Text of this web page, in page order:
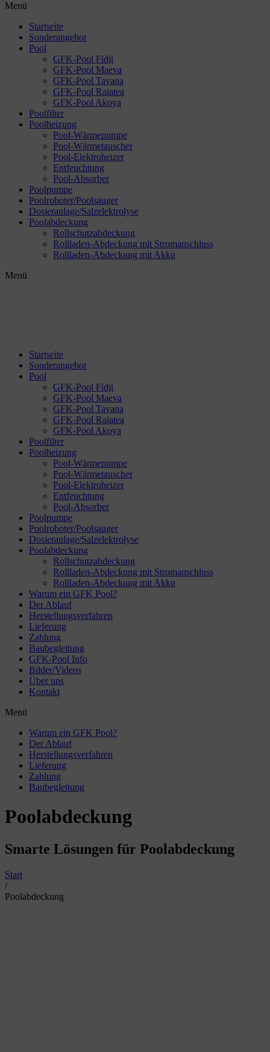
Menü
Startseite
Sonderangebot
Pool
GFK-Pool Fidji
GFK-Pool Maeva
GFK-Pool Tavana
GFK-Pool Raiatea
GFK-Pool Akoya
Poolfilter
Poolheizung
Pool-Wärmepumpe
Pool-Wärmetauscher
Pool-Elektroheizer
Entfeuchtung
Pool-Absorber
Poolpumpe
Poolroboter/Poolsauger
Dosieranlage/Salzelektrolyse
Poolabdeckung
Rollschutzabdeckung
Rollladen-Abdeckung mit Stromanschluss
Rollladen-Abdeckung mit Akku
Menü
Startseite
Sonderangebot
Pool
GFK-Pool Fidji
GFK-Pool Maeva
GFK-Pool Tavana
GFK-Pool Raiatea
GFK-Pool Akoya
Poolfilter
Poolheizung
Pool-Wärmepumpe
Pool-Wärmetauscher
Pool-Elektroheizer
Entfeuchtung
Pool-Absorber
Poolpumpe
Poolroboter/Poolsauger
Dosieranlage/Salzelektrolyse
Poolabdeckung
Rollschutzabdeckung
Rollladen-Abdeckung mit Stromanschluss
Rollladen-Abdeckung mit Akku
Warum ein GFK Pool?
Der Ablauf
Herstellungsverfahren
Lieferung
Zahlung
Baubegleitung
GFK-Pool Info
Bilder/Videos
Über uns
Kontakt
Menü
Warum ein GFK Pool?
Der Ablauf
Herstellungsverfahren
Lieferung
Zahlung
Baubegleitung
Poolabdeckung
Smarte Lösungen für Poolabdeckung
Start
/
Poolabdeckung